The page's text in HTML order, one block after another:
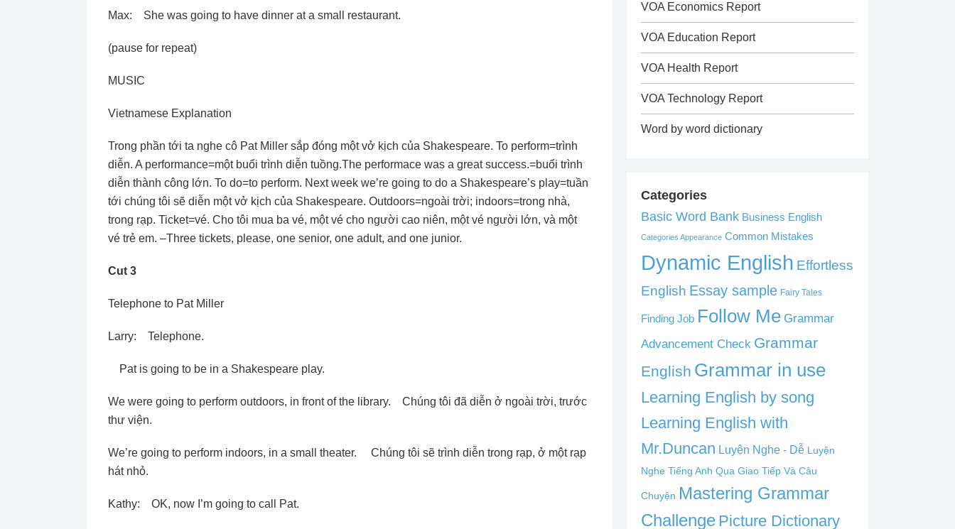
Max: She was going to have dinner at a small restaurant.
(pause for repeat)
MUSIC
Vietnamese Explanation
Trong phần tới ta nghe cô Pat Miller sắp đóng một vở kịch của Shakespeare. To perform=trình
diễn. A performance=một buổi trình diễn tuồng.The performace was a great success.=buổi trình
diễn thành công lớn. To do=to perform. Next week we’re going to do a Shakespeare’s play=tuần
tới chúng tôi sẽ diễn một vở kịch của Shakespeare. Outdoors=ngoài trời; indoors=trong nhà,
trong rạp. Ticket=vé. Cho tôi mua ba vé, một vé cho người cao niên, một vé người lớn, và một
vé trẻ em. –Three tickets, please, one senior, one adult, and one junior.
Cut 3
Telephone to Pat Miller
Larry: Telephone.
Pat is going to be in a Shakespeare play.
We were going to perform outdoors, in front of the library. Chúng tôi đã diễn ở ngoài trời, trước
thư viện.
We’re going to perform indoors, in a small theater. Chúng tôi sẽ trình diễn trong rạp, ở một rạp
hát nhỏ.
Kathy: OK, now I’m going to call Pat.
VOA Economics Report
VOA Education Report
VOA Health Report
VOA Technology Report
Word by word dictionary
Categories
Basic Word Bank Business English
Categories Appearance Common Mistakes
Dynamic English Effortless
English Essay sample Fairy Tales
Finding Job Follow Me Grammar
Advancement Check Grammar
English Grammar in use
Learning English by song
Learning English with
Mr.Duncan Luyện Nghe - Dễ Luyện
Nghe Tiếng Anh Qua Giao Tiếp Và Câu
Chuyện Mastering Grammar
Challenge Picture Dictionary